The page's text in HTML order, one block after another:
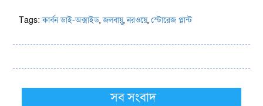
Tags:কার্বন ডাই-অক্সাইড,জলবায়ু,নরওয়ে,স্টোরেজ প্লান্ট
সব সংবাদ